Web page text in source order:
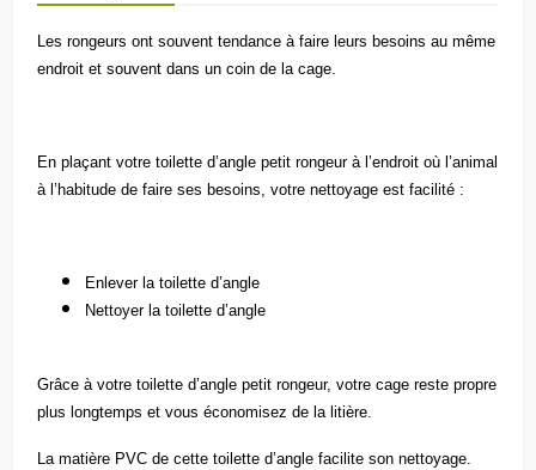
Les rongeurs ont souvent tendance à faire leurs besoins au même
endroit et souvent dans un coin de la cage.
En plaçant votre toilette d’angle petit rongeur à l’endroit où l’animal
à l’habitude de faire ses besoins, votre nettoyage est facilité :
Enlever la toilette d’angle
Nettoyer la toilette d’angle
Grâce à votre toilette d’angle petit rongeur, votre cage reste propre
plus longtemps et vous économisez de la litière.
La matière PVC de cette toilette d’angle facilite son nettoyage.